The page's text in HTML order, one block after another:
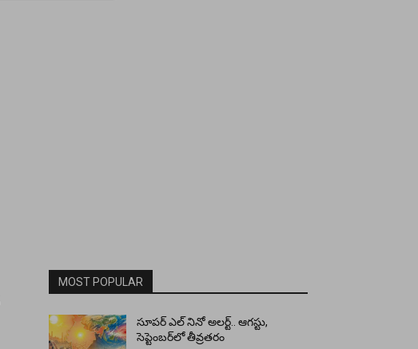
MOST POPULAR
సూపర్ ఎల్ నినో అలర్ట్.. ఆగస్టు,
సెప్టెంబర్‌లో తీవ్రతరం